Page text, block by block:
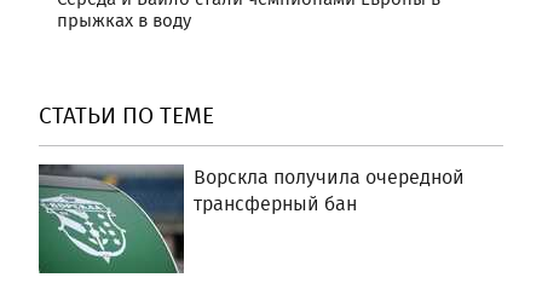
прыжках в воду
СТАТЬИ ПО ТЕМЕ
Ворскла получила очередной
трансферный бан